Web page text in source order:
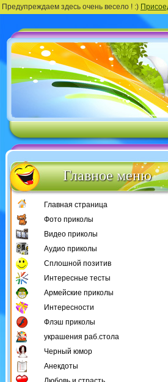
Предупреждаем здесь очень весело ! :)
Главное меню
Главная страница
Фото приколы
Видео приколы
Аудио приколы
Сплошной позитив
Интересные тесты
Армейские приколы
Интересности
Флэш приколы
украшения раб.стола
Черный юмор
Анекдоты